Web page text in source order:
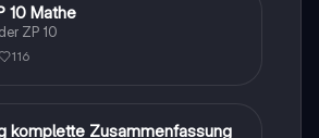
10 Mathe
ZP 10
116
komplette Zusammenfassung